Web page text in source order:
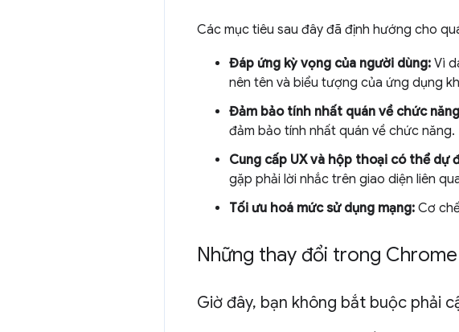
Các mục tiêu sau đây đã định hướng cho
Đáp ứng kỳ vọng của người dùng: Vì
nên tên và biểu tượng của ứng dụng
Đảm bảo tính nhất quán về chức
đảm bảo tính nhất quán về chức năng.
Cung cấp UX và hộp thoại có thể dự
gặp phải lời nhắc trên giao diện liên
Tối ưu hoá mức sử dụng mạng: Cơ
Những thay đổi trong
Giờ đây, bạn không bắt buộc phải